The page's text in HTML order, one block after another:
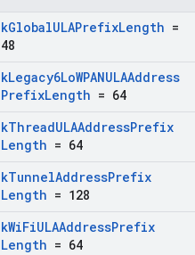
kGlobalULAPrefixLength =
48
kLegacy6LoWPANULAAddress
PrefixLength = 64
kThreadULAAddressPrefix
Length = 64
kTunnelAddressPrefix
Length = 128
kWiFiULAAddressPrefix
Length = 64